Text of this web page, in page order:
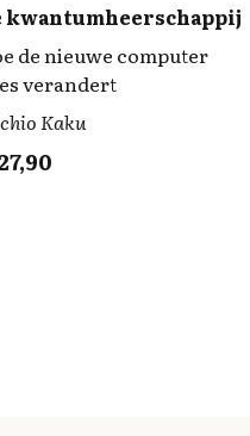
kwantumheerschappij
de nieuwe computer
verandert
Kaku